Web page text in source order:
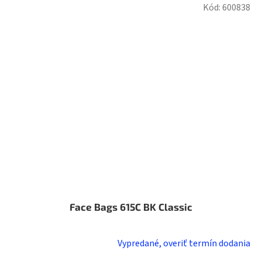
Face Bags 615C BK Classic
Vypredané, overiť termín dodania
Kód:600838